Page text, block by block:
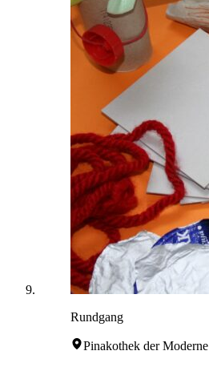
Rundgang
Pinakothek der Moderne